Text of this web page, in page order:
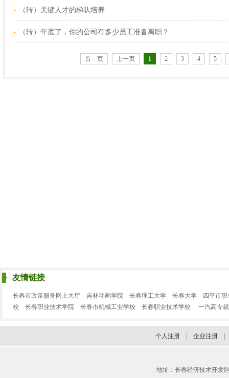
（转）关键人才的梯队培养
（转）年底了，你的公司有多少员工准备离职？
首 页 上一页 1 2 3 4 5
友情链接
长春市政策服务网上大厅 吉林动画学院 长春理工大学 长春大学
四平市
校
长春职业技术学院 长春市机械工业学校 长春职业技术学校 一汽高专
个人注册 企业注册
地址：长春经济技术开发